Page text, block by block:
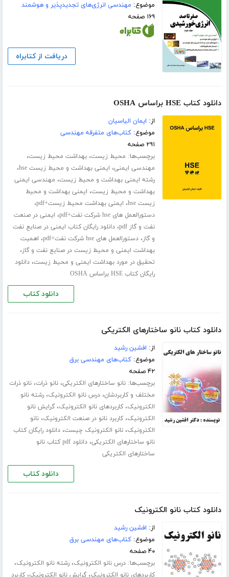
موضوع: مهندسی انرژی‌های تجدیدپذیر و هوشمند
۱۶۹ صفحه
دریافت از کتابراه
دانلود کتاب HSE براساس OSHA
از: ایمان الیاسیان
موضوع:کتاب‌های متفرقه مهندسی
۲۹۱ صفحه
برچسب‌ها: محیط زیست،بهداشت محیط زیست،
مهندسی ایمنی، ایمنی بهداشت و محیط زیست hse ،
رشته ایمنی بهداشت و محیط زیست، مهندسی ایمنی
بهداشت و محیط زیست، ایمنی بهداشت و محیط
زیست hse
، ایمنی بهداشت محیط زیست+pdf ،
دستورالعمل های hse شرکت نفت+pdf ، ایمنی در صنعت
نفت و گاز pdf
،دانلود رایگان کتاب ایمنی در صنایع نفت
و گاز،دستورالعمل های hse شرکت نفت+pdf ، اهمیت
بهداشت ایمنی و محیط زیست در صنایع نفت و گاز،
تحقیق در مورد بهداشت ایمنی و محیط زیست،دانلود
رایگان کتاب HSE براساس OSHA
دانلود کتاب
دانلود کتاب نانو ساختارهای الکتریکی
از: افشین رشید
موضوع:کتاب‌های مهندسی برق
۴۲ صفحه
برچسب‌ها:نانو ساختارهای الکتریکی،نانو ذرات،نانو ذرات
مختلف و کاربردشان،درس نانو الکترونیک،رشته نانو
الکترونیک،کاربردهای نانو الکترونیک،گرایش نانو
الکترونیک،کاربرد نانو در صنعت الکترونیک،نانو
الکترونیک،نانو الکترونیک چیست،دانلود رایگان کتاب
نانو ساختارهای الکتریکی،
دانلود pdf کتاب نانو
ساختارهای الکتریکی
دانلود کتاب
دانلود کتاب نانو الکترونیک
از: افشین رشید
موضوع:کتاب‌های مهندسی برق
۴۰ صفحه
برچسب‌ها:درس نانو الکترونیک،رشته نانو الکترونیک،
کاربردهای نانو الکترونیک،گرایش نانو الکترونیک،کاربرد